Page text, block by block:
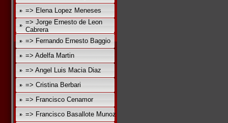
=> Elena Lopez Meneses
=> Jorge Ernesto de Leon
Cabrera
=> Fernando Ernesto Baggio
=> Adelfa Martin
=> Angel Luis Macia Diaz
=> Cristina Berbari
=> Francisco Cenamor
=> Francisco Basallote Munoz